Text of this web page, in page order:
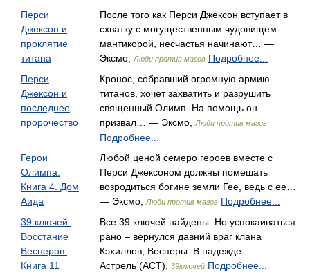
Перси
Джексон и
проклятие
титана
После того как Перси Джексон вступает в
схватку с могущественным чудовищем-
мантикорой, несчастья начинают… —
Эксмо,
Люди против магов Подробнее...
Перси
Джексон и
последнее
пророчество
Кронос, собравший огромную армию
титанов, хочет захватить и разрушить
священный Олимп. На помощь он
призвал… — Эксмо,
Люди против магов
Подробнее...
Герои
Олимпа.
Книга 4. Дом
Аида
Любой ценой семеро героев вместе с
Перси Джексоном должны помешать
возродиться богине земли Гее, ведь с ее…
— Эксмо,
Люди против магов Подробнее...
39 ключей.
Восстание
Весперов.
Книга 11
Все 39 ключей найдены. Но успокаиваться
рано – вернулся давний враг клана
Кэхиллов, Весперы. В надежде… —
Астрель (АСТ),
39ключей Подробнее...